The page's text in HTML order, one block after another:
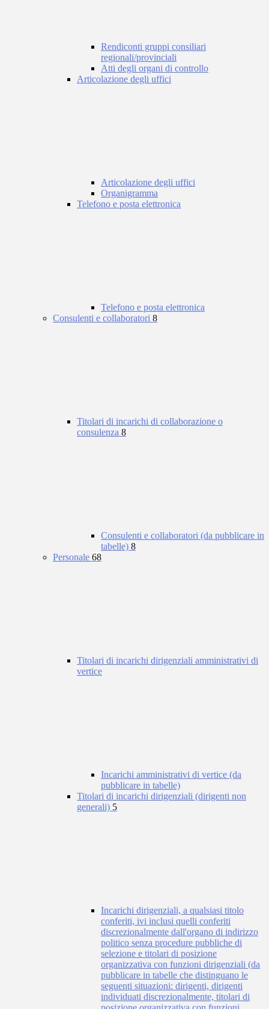
Rendiconti gruppi consiliari
regionali/provinciali
Atti degli organi di controllo
Articolazione degli uffici
Articolazione degli uffici
Organigramma
Telefono e posta elettronica
Telefono e posta elettronica
Consulenti e collaboratori 8
Titolari di incarichi di collaborazione o
consulenza 8
Consulenti e collaboratori (da pubblicare in
tabelle) 8
Personale 68
Titolari di incarichi dirigenziali amministrativi di
vertice
Incarichi amministrativi di vertice (da
pubblicare in tabelle)
Titolari di incarichi dirigenziali (dirigenti non
generali) 5
Incarichi dirigenziali, a qualsiasi titolo
conferiti, ivi inclusi quelli conferiti
discrezionalmente dall'organo di indirizzo
politico senza procedure pubbliche di
selezione e titolari di posizione
organizzativa con funzioni dirigenziali (da
pubblicare in tabelle che distinguano le
seguenti situazioni: dirigenti, dirigenti
individuati discrezionalmente, titolari di